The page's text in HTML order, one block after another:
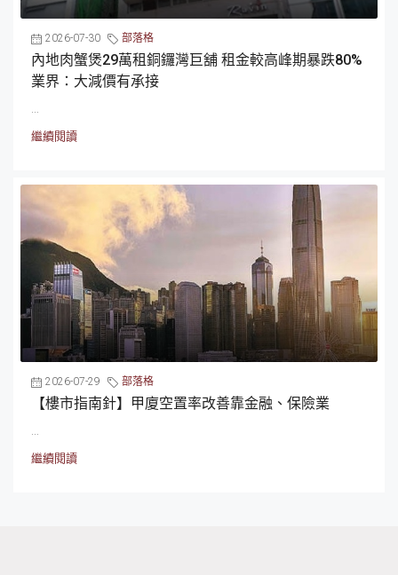
2026-07-30 部落格
內地肉蟹煲29萬租銅鑼灣巨舖 租金較高峰期暴跌80%
業界：大減價有承接
...
繼續閱讀
2026-07-29 部落格
【樓市指南針】甲廈空置率改善靠金融、保險業
...
繼續閱讀